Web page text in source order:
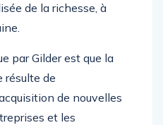
de la richesse, à
par Gilder est que la
résulte de
de nouvelles
et les